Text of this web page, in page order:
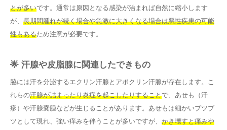
とが多いです。通常は原因となる感染が治まれば自然に縮小します
が、 長期間腫れが続く場合や急激に大きくなる場合は悪性疾患の可能
性もあるため注意が必要です。
🌟 汗腺や皮脂腺に関連したできもの
脇には汗を分泌するエクリン汗腺とアポクリン汗腺が存在します。こ
れらの汗腺が詰まったり炎症を起こしたりすることで、あせも（汗
疹）や汗腺嚢腫などが生じることがあります。あせもは細かいブツブ
ツとして現れ、強い痒みを伴うことが多いですが、 かき壊すと痛みや